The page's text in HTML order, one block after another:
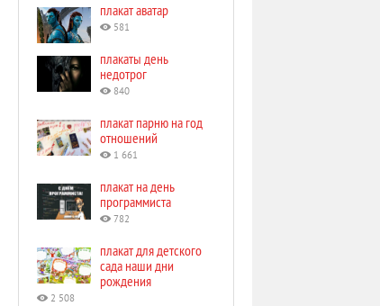
плакат аватар
581
плакаты день
недотрог
840
плакат парню на год
отношений
1 661
плакат на день
программиста
782
плакат для детского
сада наши дни
рождения
2 508